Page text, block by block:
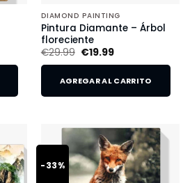
DIAMOND PAINTING
Pintura Diamante – Árbol
floreciente
€29.99 €19.99
AGREGAR AL CARRITO
-33%